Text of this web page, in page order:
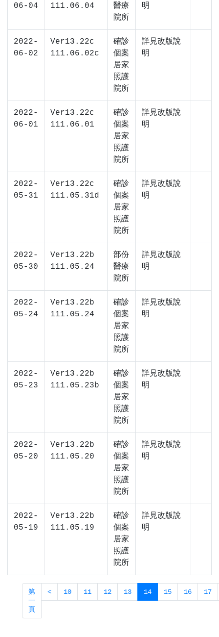
06-04
111.06.04
醫療
院所
明
2022-
06-02
Ver13.22c
111.06.02c
確診
個案
居家
照護
院所
詳見改版說
明
2022-
06-01
Ver13.22c
111.06.01
確診
個案
居家
照護
院所
詳見改版說
明
2022-
05-31
Ver13.22c
111.05.31d
確診
個案
居家
照護
院所
詳見改版說
明
2022-
05-30
Ver13.22b
111.05.24
部份
醫療
院所
詳見改版說
明
2022-
05-24
Ver13.22b
111.05.24
確診
個案
居家
照護
院所
詳見改版說
明
2022-
05-23
Ver13.22b
111.05.23b
確診
個案
居家
照護
院所
詳見改版說
明
2022-
05-20
Ver13.22b
111.05.20
確診
個案
居家
照護
院所
詳見改版說
明
2022-
05-19
Ver13.22b
111.05.19
確診
個案
居家
照護
院所
詳見改版說
明
第
一
頁
< 10 11 12 13 14 15 16 17